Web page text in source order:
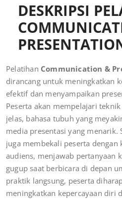
DESKRIPSI
Pelatihan Communication &
dirancang untuk meningkatkan
efektif dan menyampaikan
Peserta akan mempelajari
jelas, bahasa tubuh yang
media presentasi yang menarik.
juga membekali peserta
audiens, menjawab pertanyaan
gugup saat berbicara di depan
praktik langsung, peserta
meningkatkan kepercayaan diri